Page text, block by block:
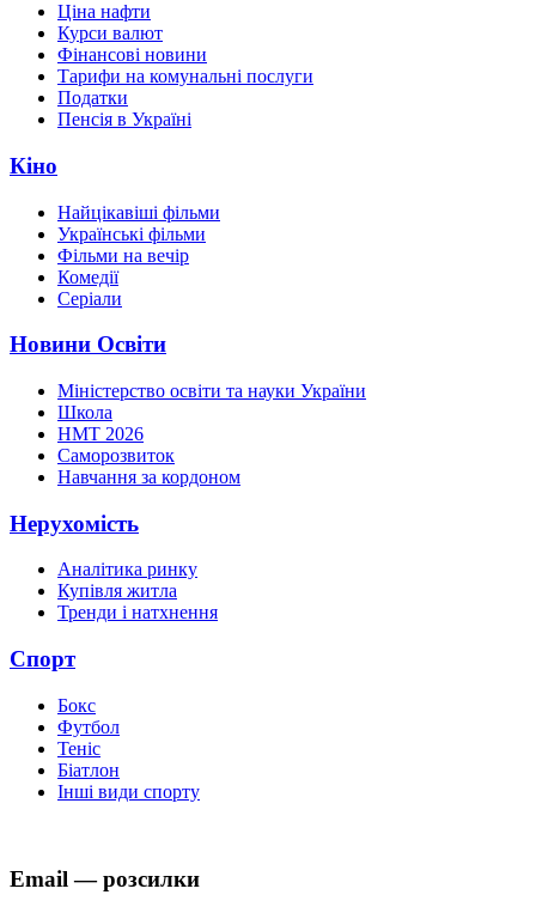
Ціна нафти
Курси валют
Фінансові новини
Тарифи на комунальні послуги
Податки
Пенсія в Україні
Кіно
Найцікавіші фільми
Українські фільми
Фільми на вечір
Комедії
Серіали
Новини Освіти
Міністерство освіти та науки України
Школа
НМТ 2026
Саморозвиток
Навчання за кордоном
Нерухомість
Аналітика ринку
Купівля житла
Тренди і натхнення
Спорт
Бокс
Футбол
Теніс
Біатлон
Інші види спорту
Email — розсилки